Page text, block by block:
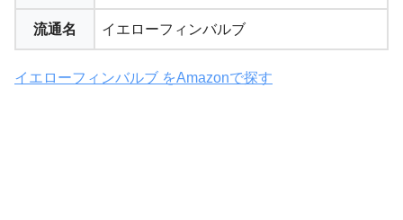
流通名 イエローフィンバルブ
イエローフィンバルブ をAmazonで探す